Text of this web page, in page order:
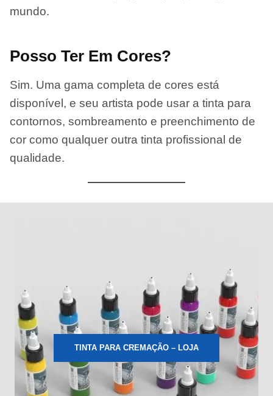
mundo.
Posso Ter Em Cores?
Sim. Uma gama completa de cores está
disponível, e seu artista pode usar a tinta para
contornos, sombreamento e preenchimento de
cor como qualquer outra tinta profissional de
qualidade.
TINTA PARA CREMAÇÃO – LOJA